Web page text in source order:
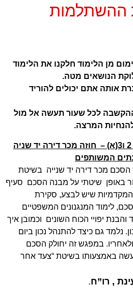
ההשתלמות
מן הלימוד חלקנו את הלימוד
הנושאים מטה.
אותה אתם יכולים להוריד
לכל שעור תעשה אל מול
המרצה.
תוכן שעורים מס’ 1, 2 ו3(א) – חוזה מכר דירה יד שניה
המשותפים
מכר דירה יד שנייה בשיטת
באופן שיטתי על מבנה הסכם סעיף
שיש לבצע, סקירת
לימוד המנגנונים המשפטיים
יפויי הכוח השונים וכמובן איך
נלמד גם כיצד להתנהל נכון ביום
במפגש זה יחולק הסכם
באמצעותו בשיטת “צעד אחר
, רו”ח.